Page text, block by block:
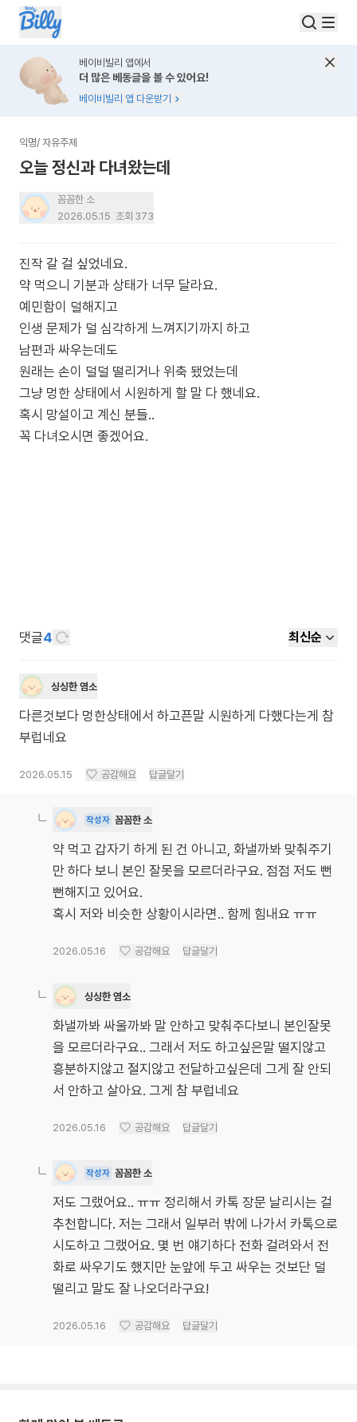
베이비빌리 앱에서
더 많은 베동글을 볼 수 있어요!
베이비빌리 앱 다운받기
익명/ 자유주제
오늘 정신과 다녀왔는데
꼼꼼한 소
2026.05.15 조회 373
진작 갈 걸 싶었네요.
약 먹으니 기분과 상태가 너무 달라요.
예민함이 덜해지고
인생 문제가 덜 심각하게 느껴지기까지 하고
남편과 싸우는데도
원래는 손이 덜덜 떨리거나 위축 됐었는데
그냥 멍한 상태에서 시원하게 할 말 다 했네요.
혹시 망설이고 계신 분들..
꼭 다녀오시면 좋겠어요.
댓글4 최신순
싱싱한 염소
다른것보다 멍한상태에서 하고픈말 시원하게 다했다는게 참
부럽네요
2026.05.15 공감해요 답글달기
작성자 꼼꼼한 소
약 먹고 갑자기 하게 된 건 아니고, 화낼까봐 맞춰주기
만 하다 보니 본인 잘못을 모르더라구요. 점점 저도 뻔
뻔해지고 있어요.
혹시 저와 비슷한 상황이시라면.. 함께 힘내요 ㅠㅠ
2026.05.16 공감해요 답글달기
싱싱한 염소
화낼까봐 싸울까봐 말 안하고 맞춰주다보니 본인잘못
을 모르더라구요.. 그래서 저도 하고싶은말 떨지않고
흥분하지않고 절지않고 전달하고싶은데 그게 잘 안되
서 안하고 살아요. 그게 참 부럽네요
2026.05.16 공감해요 답글달기
작성자 꼼꼼한 소
저도 그랬어요.. ㅠㅠ 정리해서 카톡 장문 날리시는 걸
추천합니다. 저는 그래서 일부러 밖에 나가서 카톡으로
시도하고 그랬어요. 몇 번 얘기하다 전화 걸려와서 전
화로 싸우기도 했지만 눈앞에 두고 싸우는 것보단 덜
떨리고 말도 잘 나오더라구요!
2026.05.16 공감해요 답글달기